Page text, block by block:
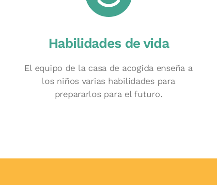
Habilidades de vida
El equipo de la casa de acogida enseña a
los niños varias habilidades para
prepararlos para el futuro.